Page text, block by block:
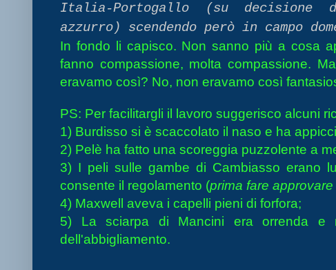
Italia-Portogallo (su
azzurro) scendendo però in campo
In fondo li capisco. Non sanno più a cosa
fanno compassione, molta compassione.
eravamo così? No, non eravamo così
PS: Per facilitargli il lavoro suggerisco alcuni
1) Burdisso si è scaccolato il naso e ha
2) Pelè ha fatto una scoreggia puzzolente a
3) I peli sulle gambe di Cambiasso erano
consente il regolamento (prima fare
4) Maxwell aveva i capelli pieni di forfora;
5) La sciarpa di Mancini era orrenda e
dell'abbigliamento.